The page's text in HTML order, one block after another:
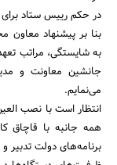
در حکم رییس ستاد برای
بنا بر پیشنهاد معاون
به شایستگی، مراتب
جانشین معاونت و
می‌نمایم.
انتظار است با نصب
همه جانبه با قاچاق
برنامه‌های دولت تدبیر و